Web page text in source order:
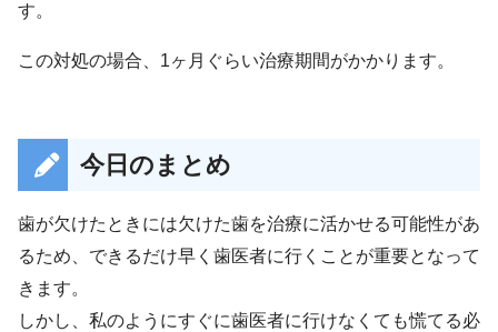
す。
この対処の場合、1ヶ月ぐらい治療期間がかかります。
今日のまとめ
歯が欠けたときには欠けた歯を治療に活かせる可能性があ
るため、できるだけ早く歯医者に行くことが重要となって
きます。
しかし、私のようにすぐに歯医者に行けなくても慌てる必